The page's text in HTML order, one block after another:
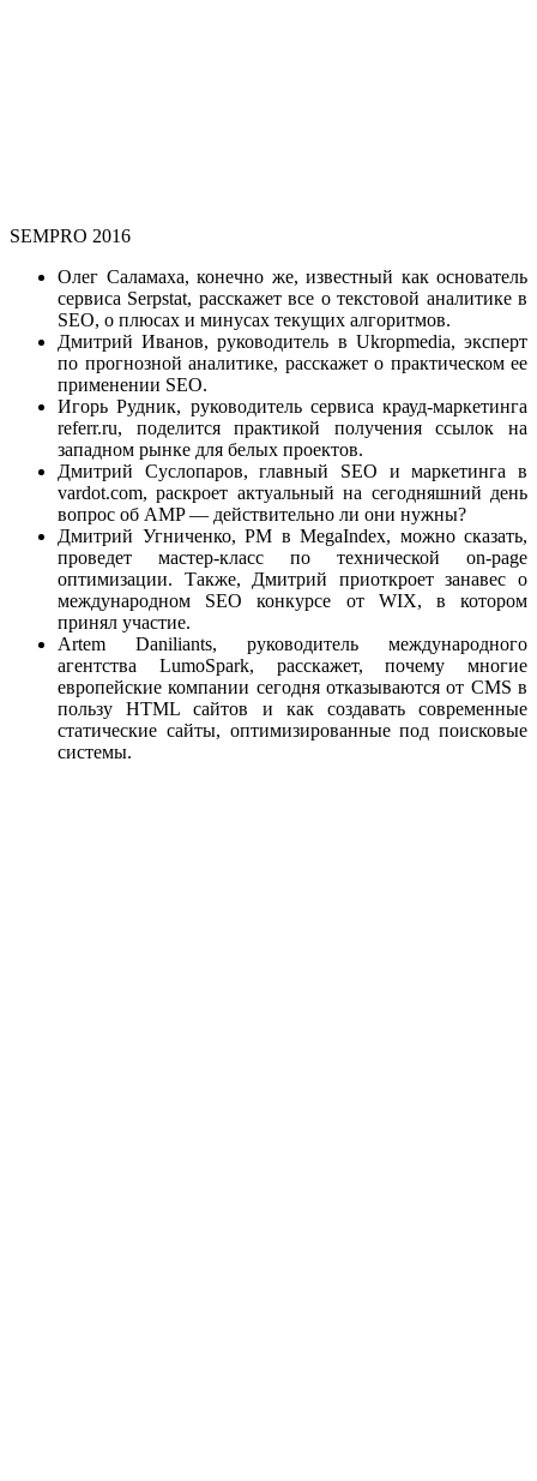
SEMPRO 2016
Олег Саламаха, конечно же, известный как основатель
сервиса Serpstat, расскажет все о текстовой аналитике в
SEO, о плюсах и минусах текущих алгоритмов.
Дмитрий Иванов, руководитель в Ukropmedia, эксперт
по прогнозной аналитике, расскажет о практическом ее
применении SEO.
Игорь Рудник, руководитель сервиса крауд-маркетинга
referr.ru, поделится практикой получения ссылок на
западном рынке для белых проектов.
Дмитрий Суслопаров, главный SEO и маркетинга в
vardot.com, раскроет актуальный на сегодняшний день
вопрос об AMP — действительно ли они нужны?
Дмитрий Угниченко, PM в MegaIndex, можно сказать,
проведет мастер-класс по технической on-page
оптимизации. Также, Дмитрий приоткроет занавес о
международном SEO конкурсе от WIX, в котором
принял участие.
Artem Daniliants, руководитель международного
агентства LumoSpark, расскажет, почему многие
европейские компании сегодня отказываются от CMS в
пользу HTML сайтов и как создавать современные
статические сайты, оптимизированные под поисковые
системы.